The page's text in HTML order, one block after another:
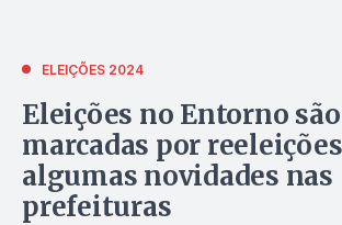
ELEIÇÕES 2024
Eleições no Entorno são
marcadas por
algumas novidades nas
prefeituras